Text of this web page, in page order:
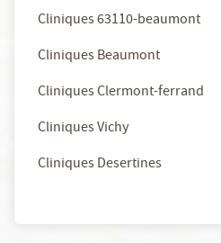
Cliniques 63110-beaumont
Cliniques Beaumont
Cliniques Clermont-ferrand
Cliniques Vichy
Cliniques Desertines